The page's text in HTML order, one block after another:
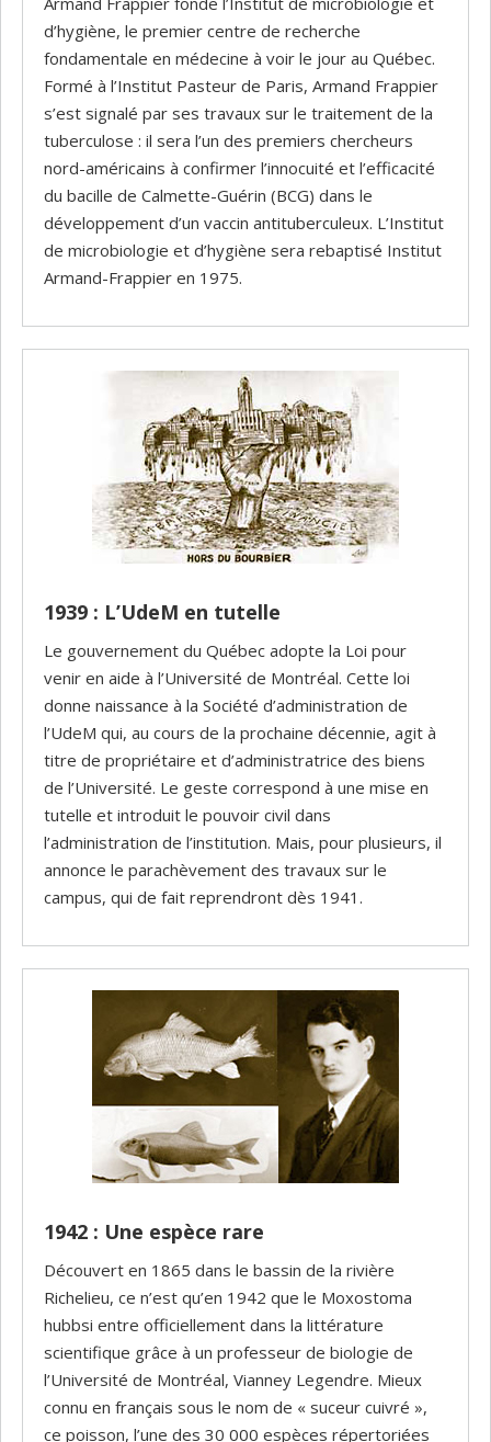
d’hygiène, le premier centre de recherche
fondamentale en médecine à voir le jour au Québec.
Formé à l’Institut Pasteur de Paris, Armand Frappier
s’est signalé par ses travaux sur le traitement de la
tuberculose : il sera l’un des premiers chercheurs
nord-américains à confirmer l’innocuité et l’efficacité
du bacille de Calmette-Guérin (BCG) dans le
développement d’un vaccin antituberculeux. L’Institut
de microbiologie et d’hygiène sera rebaptisé Institut
Armand-Frappier en 1975.
1939 : L’UdeM en tutelle
Le gouvernement du Québec adopte la Loi pour
venir en aide à l’Université de Montréal. Cette loi
donne naissance à la Société d’administration de
l’UdeM qui, au cours de la prochaine décennie, agit à
titre de propriétaire et d’administratrice des biens
de l’Université. Le geste correspond à une mise en
tutelle et introduit le pouvoir civil dans
l’administration de l’institution. Mais, pour plusieurs, il
annonce le parachèvement des travaux sur le
campus, qui de fait reprendront dès 1941.
1942 : Une espèce rare
Découvert en 1865 dans le bassin de la rivière
Richelieu, ce n’est qu’en 1942 que le Moxostoma
hubbsi entre officiellement dans la littérature
scientifique grâce à un professeur de biologie de
l’Université de Montréal, Vianney Legendre. Mieux
connu en français sous le nom de « suceur cuivré »,
ce poisson, l’une des 30 000 espèces répertoriées